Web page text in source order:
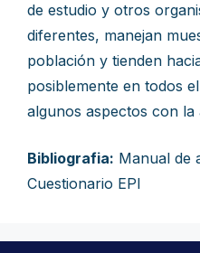
de estudio y otros
diferentes, manejan
población y tienden
posiblemente en todos
algunos aspectos con la
Bibliografia: Manual de
Cuestionario EPI